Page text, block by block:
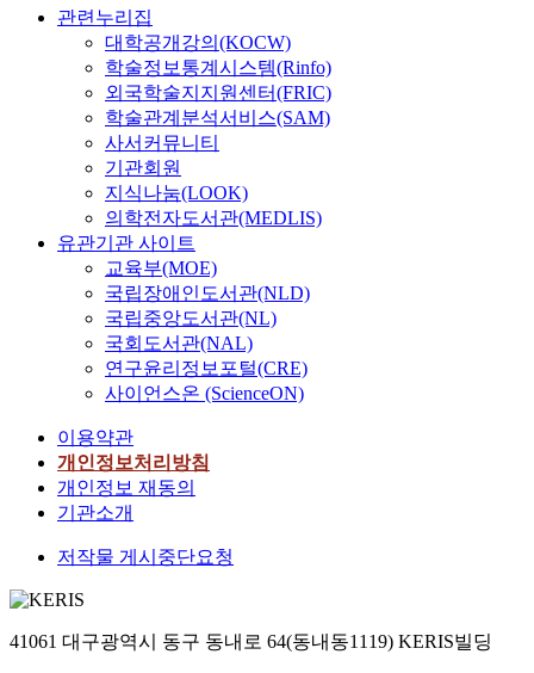
관련누리집
대학공개강의(KOCW)
학술정보통계시스템(Rinfo)
외국학술지지원센터(FRIC)
학술관계분석서비스(SAM)
사서커뮤니티
기관회원
지식나눔(LOOK)
의학전자도서관(MEDLIS)
유관기관 사이트
교육부(MOE)
국립장애인도서관(NLD)
국립중앙도서관(NL)
국회도서관(NAL)
연구윤리정보포털(CRE)
사이언스온 (ScienceON)
이용약관
개인정보처리방침
개인정보 재동의
기관소개
저작물 게시중단요청
41061 대구광역시 동구 동내로 64(동내동1119) KERIS빌딩